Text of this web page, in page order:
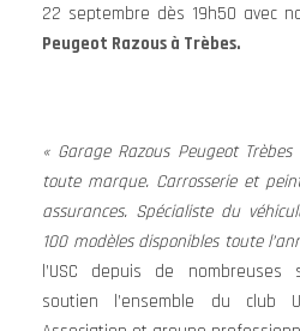
22 septembre dès 19h50 avec
Peugeot Razous à Trèbes.
« Garage Razous Peugeot
toute marque. Carrosserie et
assurances. Spécialiste du
100 modèles disponibles toute
l’USC depuis de nombreuses
soutien l’ensemble du club